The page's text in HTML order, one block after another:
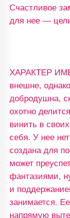
Счастливое
для нее —
ХАРАКТЕР
внешне,
добродушна,
охотно
винить в
себя. У нее
создана для
может
фантазиями,
и
занимается.
напрямую